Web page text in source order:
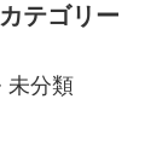
カテゴリー
未分類